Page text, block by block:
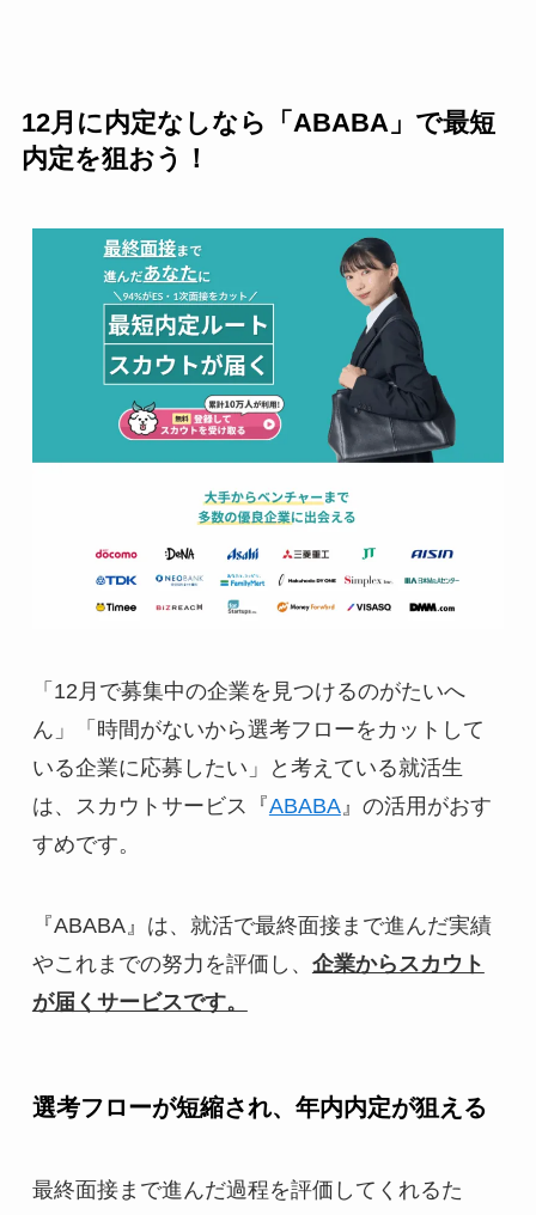
12月に内定なしなら「ABABA」で最短
内定を狙おう！
「12月で募集中の企業を見つけるのがたいへ
ん」「時間がないから選考フローをカットして
いる企業に応募したい」と考えている就活生
は、スカウトサービス『ABABA』の活用がおす
すめです。
『ABABA』は、就活で最終面接まで進んだ実績
やこれまでの努力を評価し、 企業からスカウト
が届くサービスです。
選考フローが短縮され、年内内定が狙える
最終面接まで進んだ過程を評価してくれるた